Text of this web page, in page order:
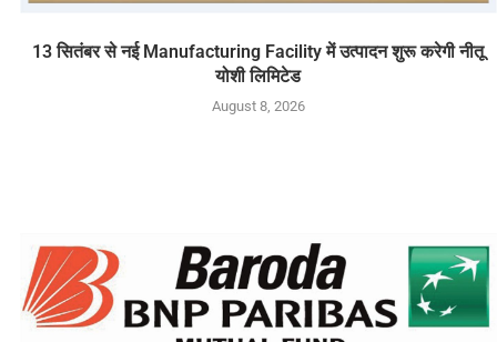
13 सितंबर से नई Manufacturing Facility में उत्पादन शुरू करेगी नीतू
योशी लिमिटेड
August 8, 2026